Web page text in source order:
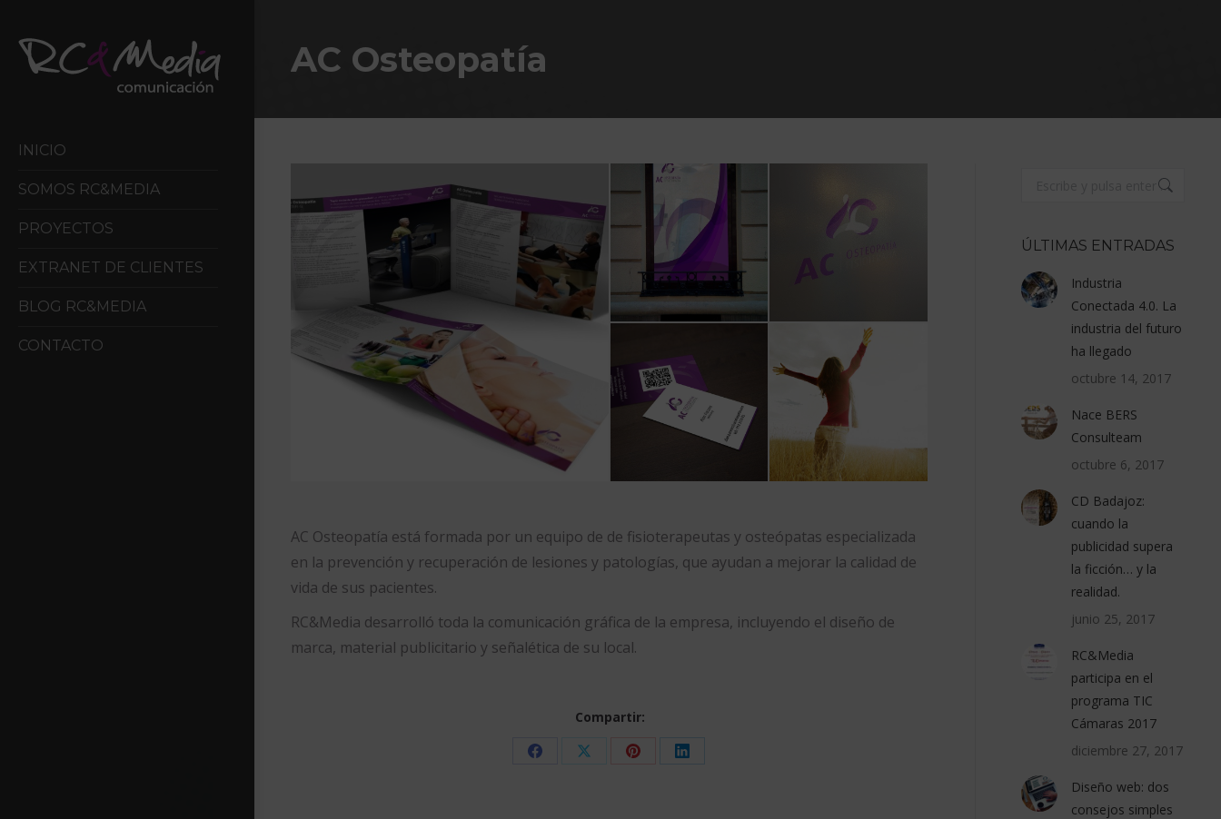
INICIO
SOMOS RC&MEDIA
PROYECTOS
EXTRANET DE CLIENTES
BLOG RC&MEDIA
CONTACTO
AC Osteopatía
AC Osteopatía está formada por un equipo de de fisioterapeutas y osteópatas especializada
en la prevención y recuperación de lesiones y patologías, que ayudan a mejorar la calidad de
vida de sus pacientes.
RC&Media desarrolló toda la comunicación gráfica de la empresa, incluyendo el diseño de
marca, material publicitario y señalética de su local.
Compartir:
Share
Share
Share
Share
ÚLTIMAS ENTRADAS
Industria
Conectada 4.0. La
industria del futuro
ha llegado
octubre 14, 2017
Nace BERS
Consulteam
octubre 6, 2017
CD Badajoz:
cuando la
publicidad supera
la ficción… y la
realidad.
junio 25, 2017
RC&Media
participa en el
programa TIC
Cámaras 2017
diciembre 27, 2017
Diseño web: dos
consejos simples